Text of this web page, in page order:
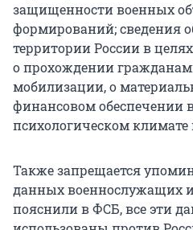
защищенности военных
формирований; сведения
территории России в
о прохождении
мобилизации, о
финансовом обеспечении
психологическом климате
Также запрещается
данных военнослужащих
пояснили в ФСБ, все эти